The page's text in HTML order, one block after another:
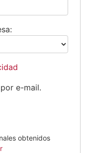
e-mail.
obtenidos